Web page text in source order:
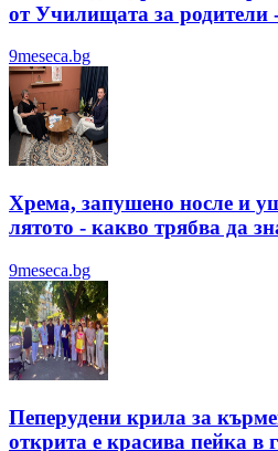
от Училищата за
9meseca.bg
Хрема, запушено носле и
лятотo - какво трябва да
9meseca.bg
Пеперудени крила за
открита е красива пейка в